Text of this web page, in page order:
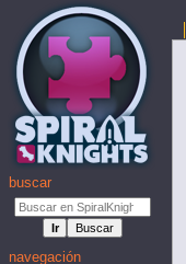
buscar
navegación